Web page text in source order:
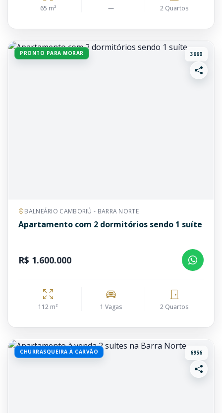
65 m² — 2 Quartos
PRONTO PARA MORAR 3660
BALNEÁRIO CAMBORIÚ - BARRA NORTE
Apartamento com 2 dormitórios sendo 1 suíte
R$ 1.600.000
112 m² 1 Vagas 2 Quartos
CHURRASQUEIRA À CARVÃO 6956